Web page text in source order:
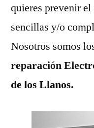
quieres prevenir
sencillas y/o
Nosotros somos
reparación
de los Llanos.